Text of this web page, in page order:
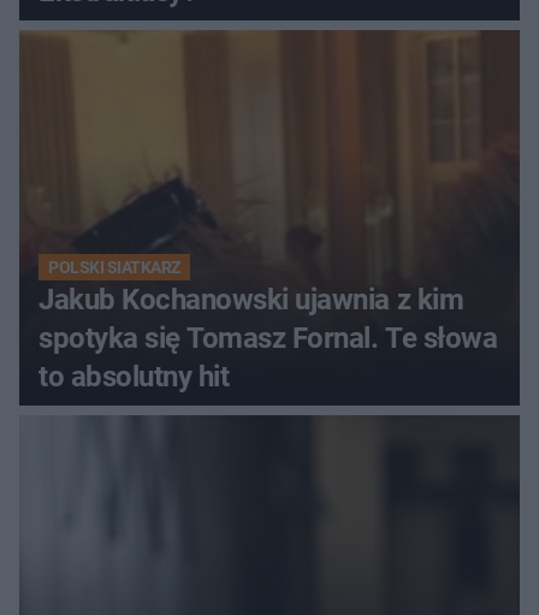
POLSKI SIATKARZ
Jakub Kochanowski ujawnia z kim
spotyka się Tomasz Fornal. Te słowa
to absolutny hit